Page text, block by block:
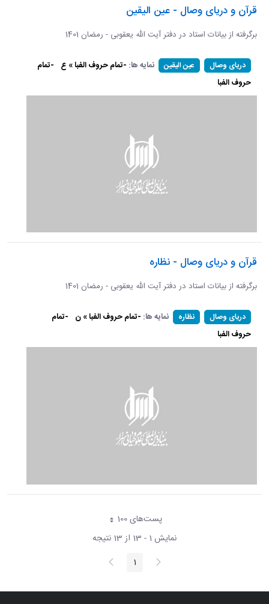
قرآن و دریای وصال - عین الیقین
برگرفته از بیانات استاد در دفتر آیت الله یعقوبی - رمضان 1401
دریای وصال عین الیقین نمایه ها: -تمام حروف الفبا » ع -تمام
حروف الفبا
قرآن و دریای وصال - نظاره
برگرفته از بیانات استاد در دفتر آیت الله یعقوبی - رمضان 1401
دریای وصال نظاره نمایه ها: -تمام حروف الفبا » ن -تمام
حروف الفبا
پست‌‌های 100هر صفحه
نمایش 1 - 13 از 13 نتیجه
پیغام
قبلی صفحه1 صفحه
بعد